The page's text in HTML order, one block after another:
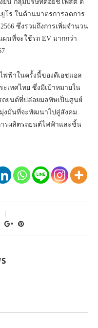
ยืน กลุ่มบริษัทด๊อยช์โพสต์ ดี
โร ในด้านมาตรการลดการ
ซึ่งรวมถึงการเพิ่มจำนวน
ผนที่จะใช้รถ EV มากกว่า
ฟฟ้าในครั้งนี้ของดีเอชแอล
ะเทศไทย ซึ่งมีเป้าหมายใน
ถยนต์ที่ปล่อยมลพิษเป็นศูนย์
มุ่งมั่นที่จะพัฒนาไปสู่สังคม
ารผลิตรถยนต์ไฟฟ้าและชิ้น